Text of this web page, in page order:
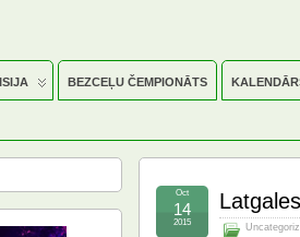
BEZCEĻU ČEMPIONĀTS
Oct
14
2015